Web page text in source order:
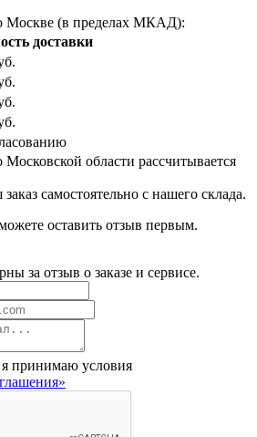
Москве (в пределах МКАД):
доставки
области рассчитывается
самостоятельно с нашего склада.
оставить отзыв первым.
за отзыв о заказе и сервисе.
принимаю условия